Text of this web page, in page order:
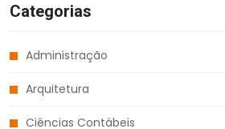
Categorias
Administração
Arquitetura
Ciências Contábeis